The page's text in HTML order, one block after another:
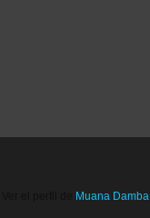
Muana Damba